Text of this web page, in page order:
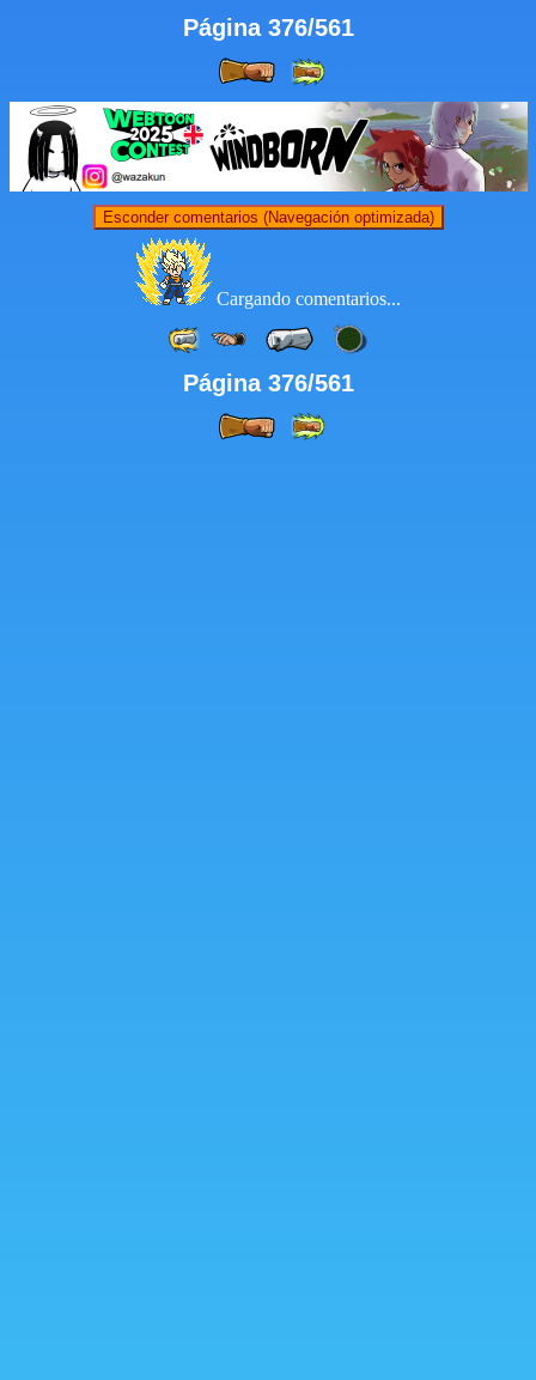
Página 376/561
Esconder comentarios (Navegación optimizada)
Cargando comentarios...
Página 376/561